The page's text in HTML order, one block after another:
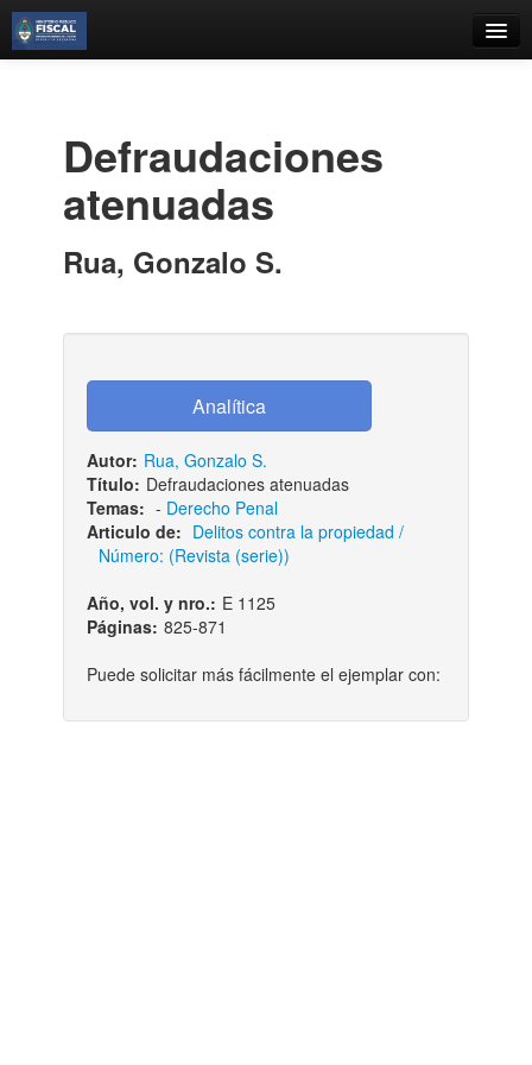
Estantes Virtuales
Iniciar sesión
Defraudaciones
atenuadas
Rua, Gonzalo S.
Autor: Rua, Gonzalo S.
Título: Defraudaciones atenuadas
Temas: - Derecho Penal
Articulo de: Delitos contra la propiedad /
Número: (Revista (serie))
Año, vol. y nro.: E 1125
Páginas: 825-871
Puede solicitar más fácilmente el ejemplar con: